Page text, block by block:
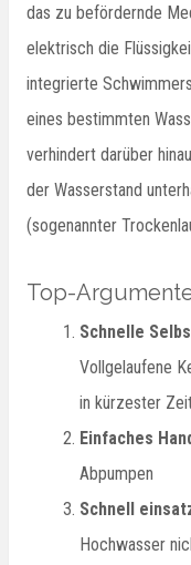
das zu befördernde
elektrisch die
integrierte
eines bestimmten
verhindert darüber
der Wasserstand
(sogenannter
Top-
Schnelle
Vollgelaufene
in kürzester
Einfaches
Abpumpen
Schnell
Hochwasser